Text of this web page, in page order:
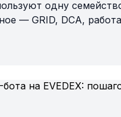
одну
— GRID, DCA,
— доступно